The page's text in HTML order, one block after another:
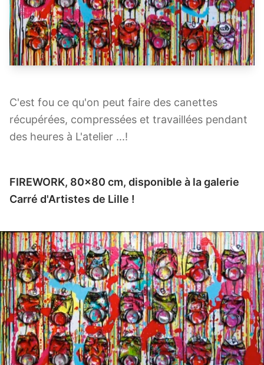
C'est fou ce qu'on peut faire des canettes
récupérées, compressées et travaillées pendant
des heures à L'atelier ...!
FIREWORK, 80x80 cm, disponible à la galerie
Carré d'Artistes de Lille !